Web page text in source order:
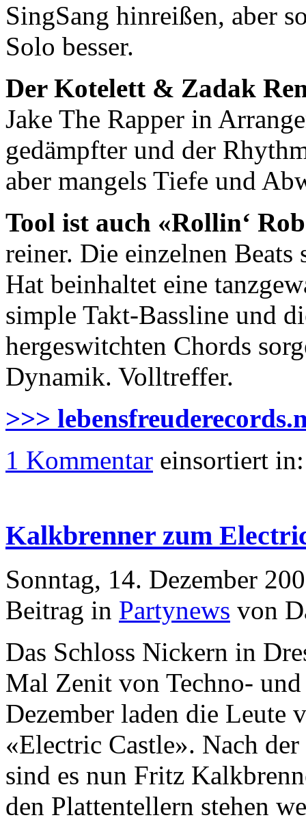
SingSang hinreißen, aber
Solo besser.
Der Kotelett & Zadak
Jake The Rapper in
gedämpfter und der
aber mangels Tiefe und
Tool ist auch «Rollin‘
reiner. Die einzelnen
Hat beinhaltet eine
simple Takt-Bassline und
hergeswitchten Chords
Dynamik. Volltreffer.
>>>
1 Kommentar einsortiert
Kalkbrenner zum
Sonntag, 14. Dezember
Beitrag in Partynews von
Das Schloss Nickern in
Mal Zenit von Techno-
Dezember laden die Leute
«Electric Castle». Nach
sind es nun Fritz
den Plattentellern stehen